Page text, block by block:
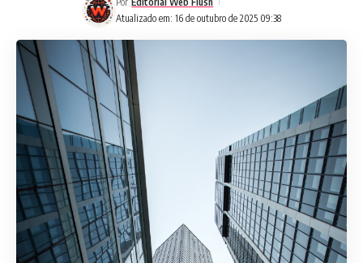
Atualizado em: 16 de outubro de 2025 09:38